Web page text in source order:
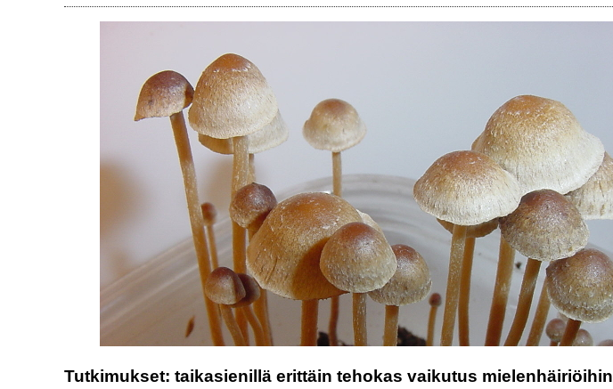
Tutkimukset: taikasienillä erittäin tehokas vaikutus mielenhäiriöihin